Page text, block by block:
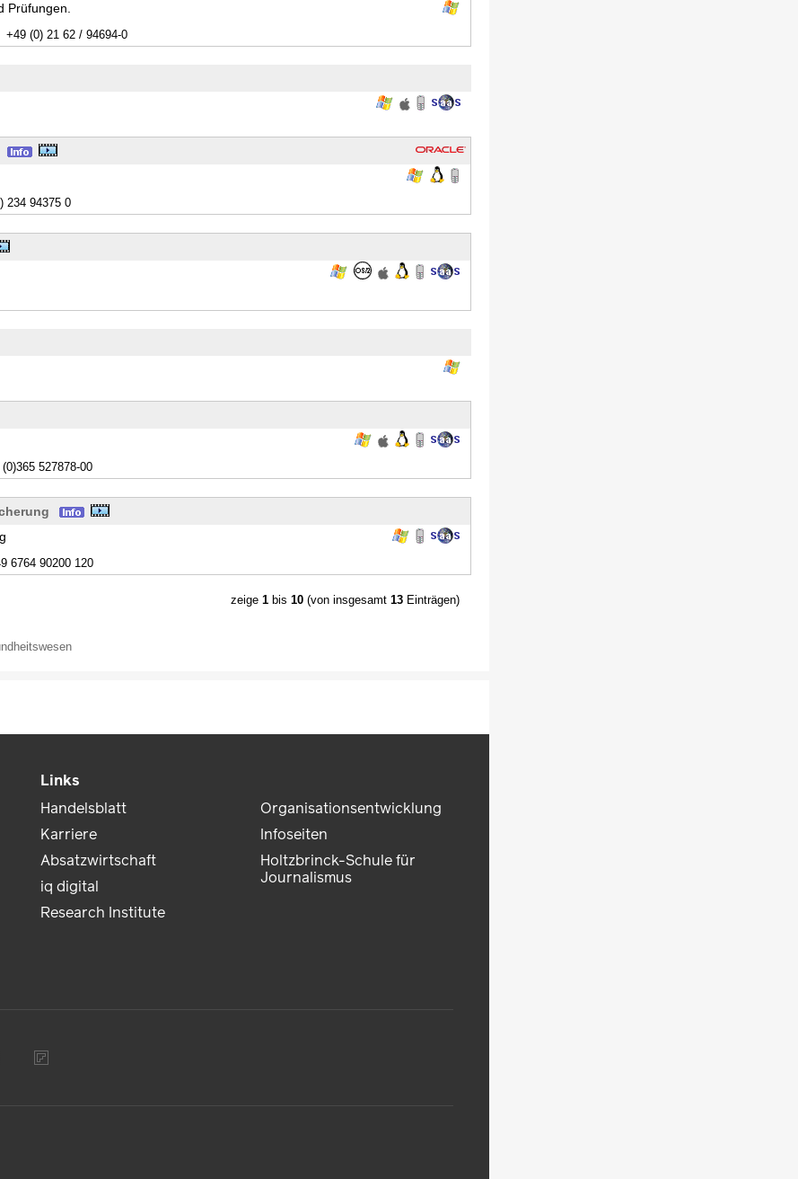
Prüfungen.
+49 (0) 21 62 / 94694-0
234 94375 0
527878-00
6764 90200 120
zeige 1bis 10(von insgesamt 13Einträgen)
Links
Handelsblatt
Karriere
Absatzwirtschaft
iq digital
Research Institute
Organisationsentwicklung
Infoseiten
Holtzbrinck-Schule für
Journalismus